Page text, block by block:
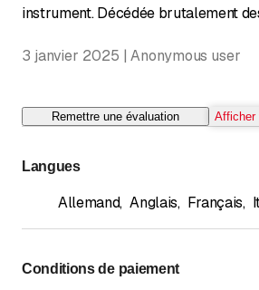
instrument. Décédée brutalement
3 janvier 2025 | Anonymous user
Remettre une évaluation Afficher
Langues
Allemand, Anglais, Français,
Conditions de paiement